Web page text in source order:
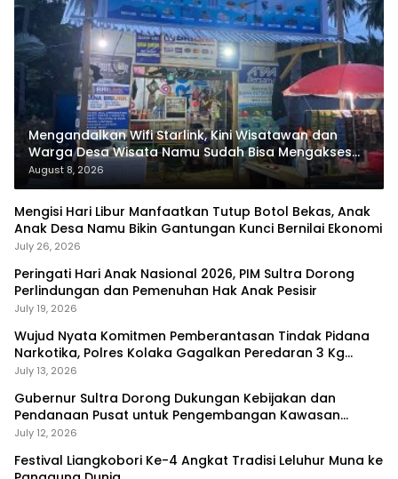
Mengandalkan Wifi Starlink, Kini Wisatawan dan
Warga Desa Wisata Namu Sudah Bisa Mengakses
Transaksi Digital
August 8, 2026
Mengisi Hari Libur Manfaatkan Tutup Botol Bekas, Anak
Anak Desa Namu Bikin Gantungan Kunci Bernilai Ekonomi
July 26, 2026
Peringati Hari Anak Nasional 2026, PIM Sultra Dorong
Perlindungan dan Pemenuhan Hak Anak Pesisir
July 19, 2026
Wujud Nyata Komitmen Pemberantasan Tindak Pidana
Narkotika, Polres Kolaka Gagalkan Peredaran 3 Kg
Sabu-Sabu
July 13, 2026
Gubernur Sultra Dorong Dukungan Kebijakan dan
Pendanaan Pusat untuk Pengembangan Kawasan
Liangkobhori
July 12, 2026
Festival Liangkobori Ke-4 Angkat Tradisi Leluhur Muna ke